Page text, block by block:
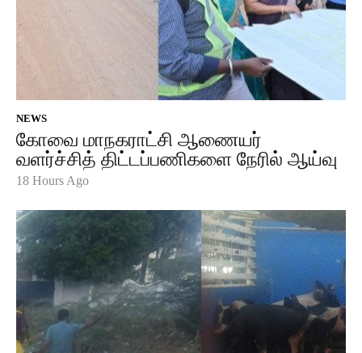
NEWS
கோவை மாநகராட்சி ஆணையர்
வளர்ச்சித் திட்டப்பணிகளை நேரில் ஆய்வு
18 Hours Ago